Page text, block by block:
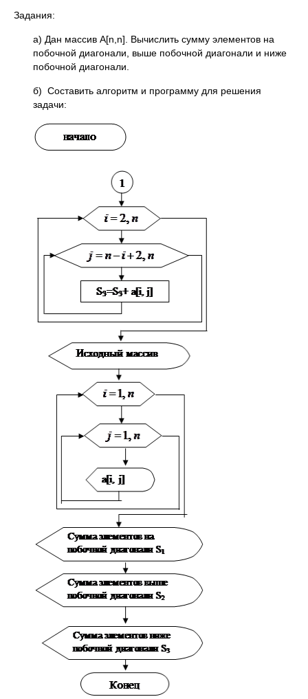
Задания:
а) Дан массив А[n,n]. Вычислить сумму элементов на
побочной диагонали, выше побочной диагонали и ниже
побочной диагонали.
б) Составить алгоритм и программу для решения
задачи: